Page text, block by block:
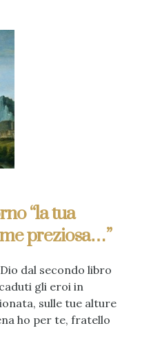
“la tua
preziosa…”
dal secondo libro
gli eroi in
sulle tue alture
ho per te, fratello